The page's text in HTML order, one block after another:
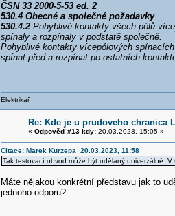
ČSN 33 2000-5-53 ed. 2
530.4 Obecné a společné požadavky
530.4.2Pohyblivé kontakty všech pólů
spínaly a rozpínaly v podstatě společně.
Pohyblivé kontakty vícepólových
spínat před a rozpínat po ostatních
Elektrikář
Re: Kde je u prudoveho chranica
« Odpověď #13 kdy:20.03.2023, 15:05 »
Citace: Marek Kurzepa 20.03.2023, 11:58
Tak testovací obvod může být udělaný univerzálně. V
Máte nějakou konkrétní představu jak to
jednoho odporu?